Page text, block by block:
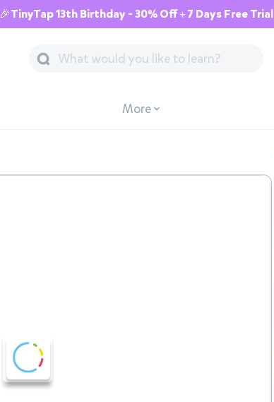
🎉TinyTap 13th Birthday - 30% Off + 7 Days Free Trial
More